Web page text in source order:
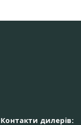
Контакти дилерів: